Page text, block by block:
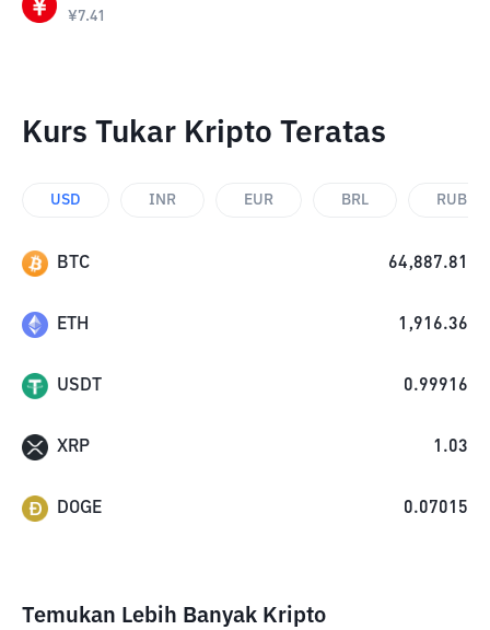
¥7.41
Kurs Tukar Kripto Teratas
USD INR EUR BRL RUB
BTC 64,887.81
ETH 1,916.36
USDT 0.99916
XRP 1.03
DOGE 0.07015
Temukan Lebih Banyak Kripto